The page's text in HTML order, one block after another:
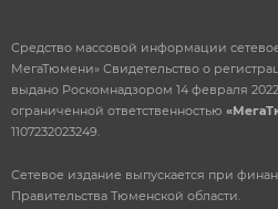
Сетевое издание выпускается при
Правительства Тюменской области.
Средство массовой информации
МегаТюмени» Свидетельство о
выдано Роскомнадзором 14 февраля
ограниченной ответственностью
1107232023249.